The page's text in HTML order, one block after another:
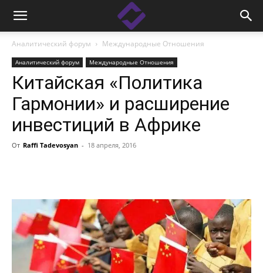
Аналитический форум Международные Отношения
Аналитический форум Международные Отношения
Китайская «Политика
Гармонии» и расширение
инвестиций в Африке
От Raffi Tadevosyan - 18 апреля, 2016